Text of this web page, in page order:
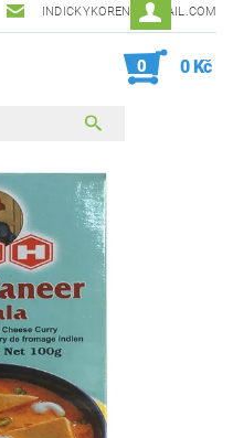
INDICKYKORENI@GMAIL.COM
0 0 Kč